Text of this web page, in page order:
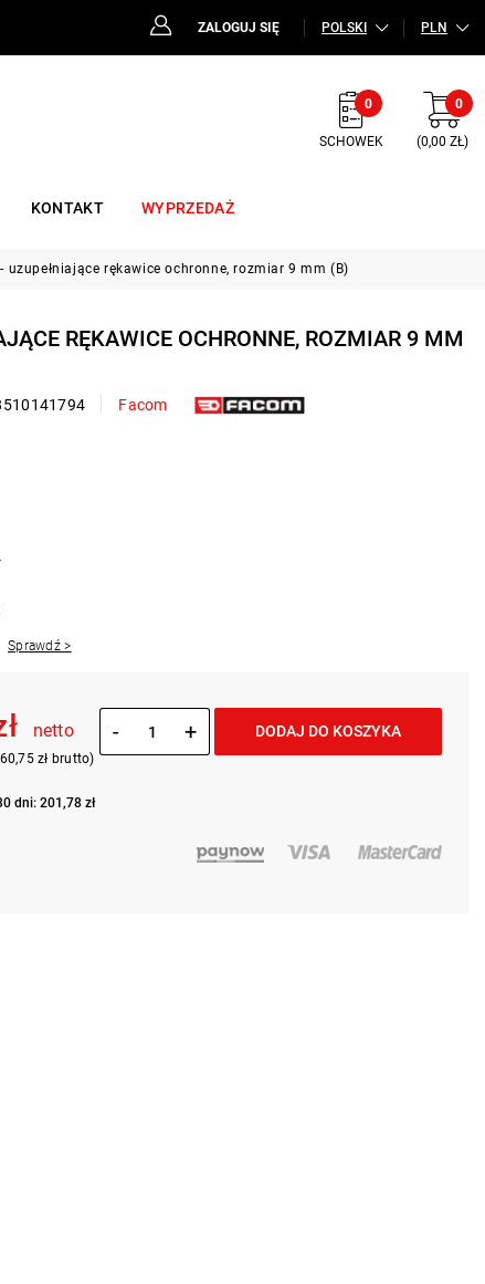
ZALOGUJ SIĘ POLSKI PLN
0
SCHOWEK
0
(0,00 ZŁ)
KONTAKT WYPRZEDAŻ
- uzupełniające rękawice ochronne, rozmiar 9 mm (B)
RĘKAWICE OCHRONNE, ROZMIAR 9 MM
Facom
Sprawdź >
netto
zł brutto)
dni: 201,78 zł
- + DODAJ DO KOSZYKA